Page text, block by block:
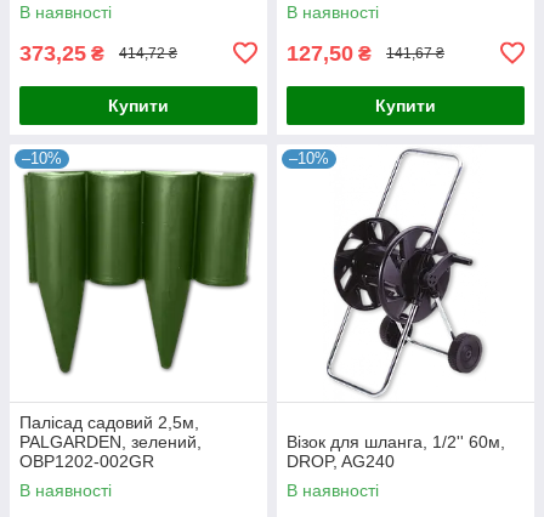
В наявності
373,25 ₴ 414,72 ₴
Купити
В наявності
127,50 ₴ 141,67 ₴
Купити
–10%
Палісад садовий 2,5м,
PALGARDEN, зелений,
OBP1202-002GR
В наявності
–10%
Візок для шланга, 1/2'' 60м,
DROP, AG240
В наявності